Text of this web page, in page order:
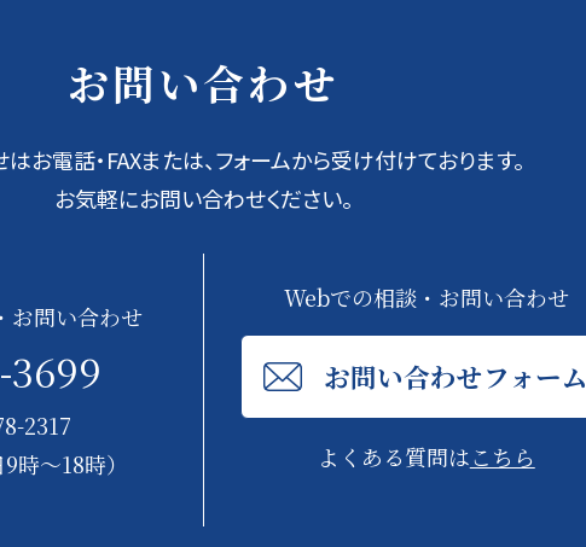
お問い合わせ
お電話・FAXまたは、フォームから受け付けております。
お気軽にお問い合わせください。
お問い合わせ
3699
2317
時～18時）
Webでの相談・お問い合わせ
お問い合わせフォーム
よくある質問はこちら